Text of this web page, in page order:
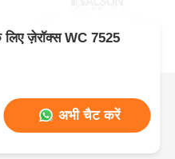
ज़ेरॉक्स WC 7525
अभी चैट करें